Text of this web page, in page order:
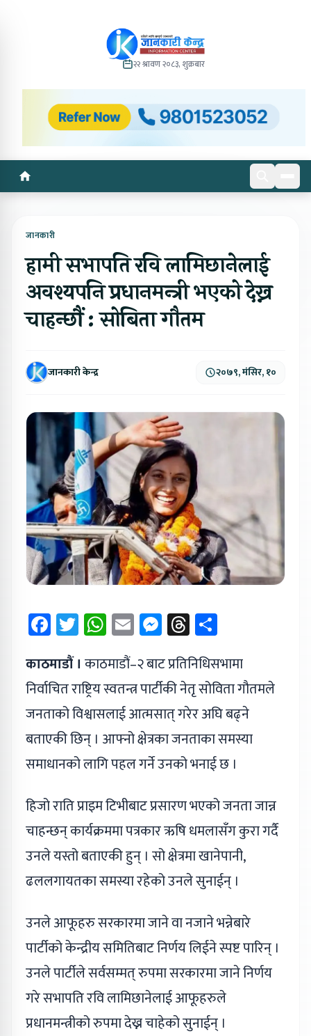
२२ श्रावण २०८३, शुक्रबार
जानकारी
हामी सभापति रवि लामिछानेलाई
अवश्यपनि प्रधानमन्त्री भएको देख्न
चाहन्छौं : सोबिता गौतम
जानकारी केन्द्र २०७९, मंसिर, १०
Facebook
Twitter
WhatsApp
EmailMessenger
Threads
काठमाडौं । काठमाडौं–२ बाट प्रतिनिधिसभामा
निर्वाचित राष्ट्रिय स्वतन्त्र पार्टीकी नेतृ सोविता गौतमले
जनताको विश्वासलाई आत्मसात् गरेर अघि बढ्ने
बताएकी छिन् । आफ्नो क्षेत्रका जनताका समस्या
समाधानको लागि पहल गर्ने उनको भनाई छ ।
हिजो राति प्राइम टिभीबाट प्रसारण भएको जनता जान्न
चाहन्छन् कार्यक्रममा पत्रकार ऋषि धमलासँग कुरा गर्दै
उनले यस्तो बताएकी हुन् । सो क्षेत्रमा खानेपानी,
ढललगायतका समस्या रहेको उनले सुनाईन् ।
उनले आफूहरु सरकारमा जाने वा नजाने भन्नेबारे
पार्टीको केन्द्रीय समितिबाट निर्णय लिईने स्पष्ट पारिन् ।
उनले पार्टीले सर्वसम्मत् रुपमा सरकारमा जाने निर्णय
गरे सभापति रवि लामिछानेलाई आफूहरुले
प्रधानमन्त्रीको रुपमा देख्न चाहेको सुनाईन् ।